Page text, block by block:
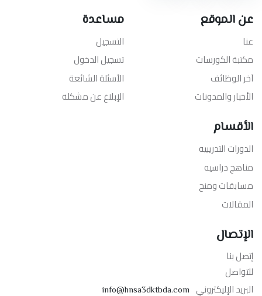
عن الموقع
عنا
مكتبة الكورسات
آخر الوظائف
الأخبار والمدونات
مساعدة
التسجيل
تسجيل الدخول
الأسئلة الشائعة
الإبلاغ عن مشكلة
الأقسام
الدورات التدريبيه
مناهج دراسيه
مسابقات ومنح
المقالات
الإتصال
إتصل بنا
للتواصل
البريد الإليكتروني info@hnsa3dktbda.com